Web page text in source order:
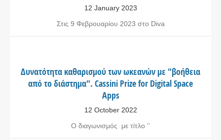
12 January 2023
Στις 9 Φεβρουαρίου 2023 στο Diva
Δυνατότητα καθαρισμού των ωκεανών με "βοήθεια
από το διάστημα". Cassini Prize for Digital Space
Apps
12 October 2022
Ο διαγωνισμός με τίτλο ‘’